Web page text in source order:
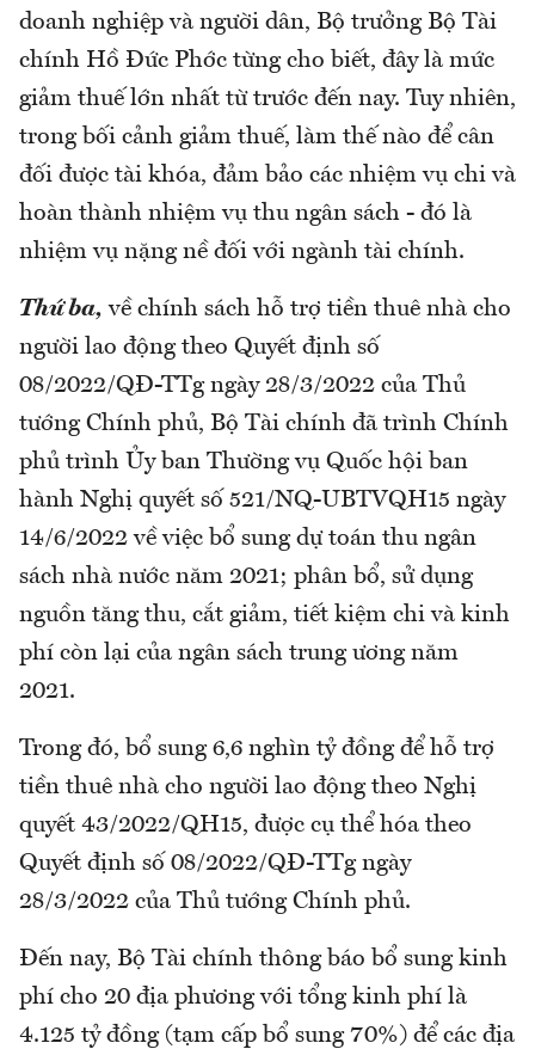
doanh nghiệp và người dân, Bộ trưởng Bộ Tài
chính Hồ Đức Phớc từng cho biết, đây là mức
giảm thuế lớn nhất từ trước đến nay. Tuy nhiên,
trong bối cảnh giảm thuế, làm thế nào để cân
đối được tài khóa, đảm bảo các nhiệm vụ chi và
hoàn thành nhiệm vụ thu ngân sách - đó là
nhiệm vụ nặng nề đối với ngành tài chính.
Thứ ba, về chính sách hỗ trợ tiền thuê nhà cho
người lao động theo Quyết định số
08/2022/QĐ-TTg ngày 28/3/2022 của Thủ
tướng Chính phủ, Bộ Tài chính đã trình Chính
phủ trình Ủy ban Thường vụ Quốc hội ban
hành Nghị quyết số 521/NQ-UBTVQH15 ngày
14/6/2022 về việc bổ sung dự toán thu ngân
sách nhà nước năm 2021; phân bổ, sử dụng
nguồn tăng thu, cắt giảm, tiết kiệm chi và kinh
phí còn lại của ngân sách trung ương năm
2021.
Trong đó, bổ sung 6,6 nghìn tỷ đồng để hỗ trợ
tiền thuê nhà cho người lao động theo Nghị
quyết 43/2022/QH15, được cụ thể hóa theo
Quyết định số 08/2022/QĐ-TTg ngày
28/3/2022 của Thủ tướng Chính phủ.
Đến nay, Bộ Tài chính thông báo bổ sung kinh
phí cho 20 địa phương với tổng kinh phí là
4.125 tỷ đồng (tạm cấp bổ sung 70%) để các địa